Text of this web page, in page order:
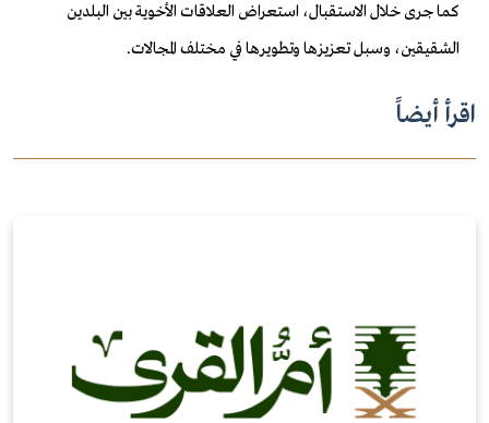
كما جرى خلال الاستقبال، استعراض العلاقات الأخوية بين البلدين
الشقيقين، وسبل تعزيزها وتطويرها في مختلف المجالات.
اقرأ أيضاً